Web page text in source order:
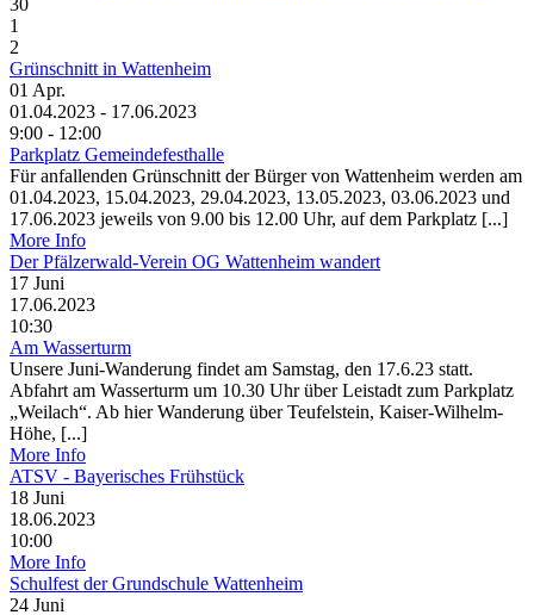
30
1
2
Grünschnitt in Wattenheim
01 Apr.
01.04.2023 - 17.06.2023
9:00 - 12:00
Parkplatz Gemeindefesthalle
Für anfallenden Grünschnitt der Bürger von Wattenheim werden am
01.04.2023, 15.04.2023, 29.04.2023, 13.05.2023, 03.06.2023 und
17.06.2023 jeweils von 9.00 bis 12.00 Uhr, auf dem Parkplatz [...]
More Info
Der Pfälzerwald-Verein OG Wattenheim wandert
17 Juni
17.06.2023
10:30
Am Wasserturm
Unsere Juni-Wanderung findet am Samstag, den 17.6.23 statt.
Abfahrt am Wasserturm um 10.30 Uhr über Leistadt zum Parkplatz
„Weilach“. Ab hier Wanderung über Teufelstein, Kaiser-Wilhelm-
Höhe, [...]
More Info
ATSV - Bayerisches Frühstück
18 Juni
18.06.2023
10:00
More Info
Schulfest der Grundschule Wattenheim
24 Juni